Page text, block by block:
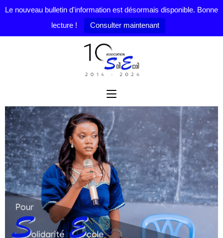
Le nouveau bulletin d'information est désormais disponible. Bonne
lecture !
Consulter maintenant